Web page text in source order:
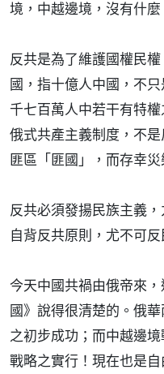
境，中越邊境，沒有什
反共是為了維護國權民
國，指十億人中國，不
千七百萬人中若干有特
俄式共產主義制度，不
匪區「匪國」，而存幸災
反共必須發揚民族主義
自背反共原則，尤不可反
今天中國共禍由俄帝來
國》說得很清楚的。俄
之初步成功；而中越邊
戰略之實行！現在也是